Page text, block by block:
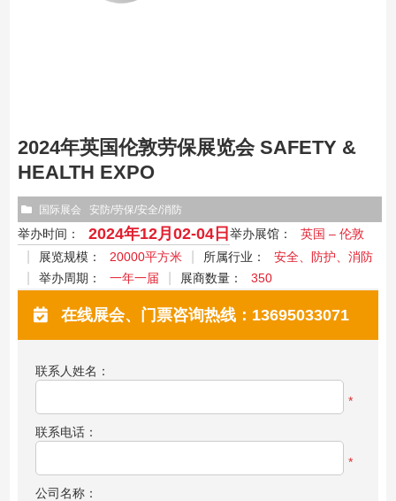
2024年英国伦敦劳保展览会 SAFETY &
HEALTH EXPO
国际展会 安防/劳保/安全/消防
举办时间： 2024年12月02-04日 举办展馆：
英国 – 伦敦
展览规模：
20000平方米 所属行业：
安全、防护、消防
举办周期：
一年一届 展商数量： 350
在线展会、门票咨询热线：13695033071
联系人姓名：
*
联系电话：
*
公司名称：